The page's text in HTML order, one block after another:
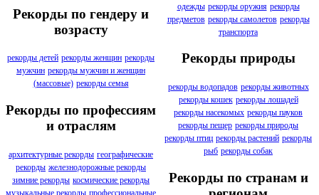
Рекорды по гендеру и
возрасту
рекорды детей рекорды женщин рекорды
мужчин рекорды мужчин и женщин
(массовые) рекорды семья
Рекорды по профессиям
и отраслям
архитектурные рекорды географические
рекорды железнодорожные рекорды
зимние рекорды космические рекорды
музыкальные рекорды профессиональные
одежды рекорды оружия рекорды
предметов рекорды самолетов рекорды
транспорта
Рекорды природы
рекорды водопадов рекорды животных
рекорды кошек рекорды лошадей
рекорды насекомых рекорды пауков
рекорды пещер рекорды природы
рекорды птиц рекорды растений рекорды
рыб рекорды собак
Рекорды по странам и